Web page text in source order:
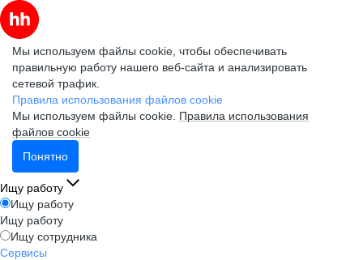
Мы используем файлы cookie, чтобы обеспечивать
правильную работу нашего веб-сайта и анализировать
сетевой трафик.
Правила использования файлов cookie
Мы используем файлы cookie. Правила использования
файлов cookie
Понятно
Ищу работу
Ищу работу
Ищу работу
Ищу сотрудника
Сервисы